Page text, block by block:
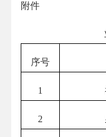
附件
序号
1
2